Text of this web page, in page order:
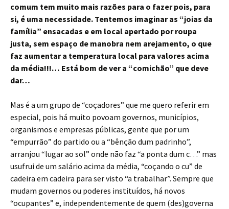
comum tem muito mais razões para o fazer pois, para
si, é uma necessidade. Tentemos imaginar as “joias da
família” ensacadas e em local apertado por roupa
justa, sem espaço de manobra nem arejamento, o que
faz aumentar a temperatura local para valores acima
da média!!!… Está bom de ver a “comichão” que deve
dar…
Mas é a um grupo de “coçadores” que me quero referir em
especial, pois há muito povoam governos, municípios,
organismos e empresas públicas, gente que por um
“empurrão” do partido ou a “bênção dum padrinho”,
arranjou “lugar ao sol” onde não faz “a ponta dum c…” mas
usufrui de um salário acima da média, “coçando o cu” de
cadeira em cadeira para ser visto “a trabalhar”. Sempre que
mudam governos ou poderes instituídos, há novos
“ocupantes” e, independentemente de quem (des)governa